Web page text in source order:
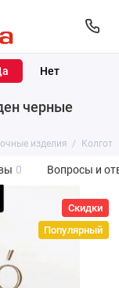
черные
изделия
0 Вопросы и
Скидки
Популярный